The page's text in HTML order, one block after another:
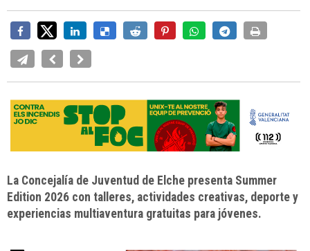
La Concejalía de Juventud de Elche presenta Summer
Edition 2026 con talleres, actividades creativas, deporte y
experiencias multiaventura gratuitas para jóvenes.